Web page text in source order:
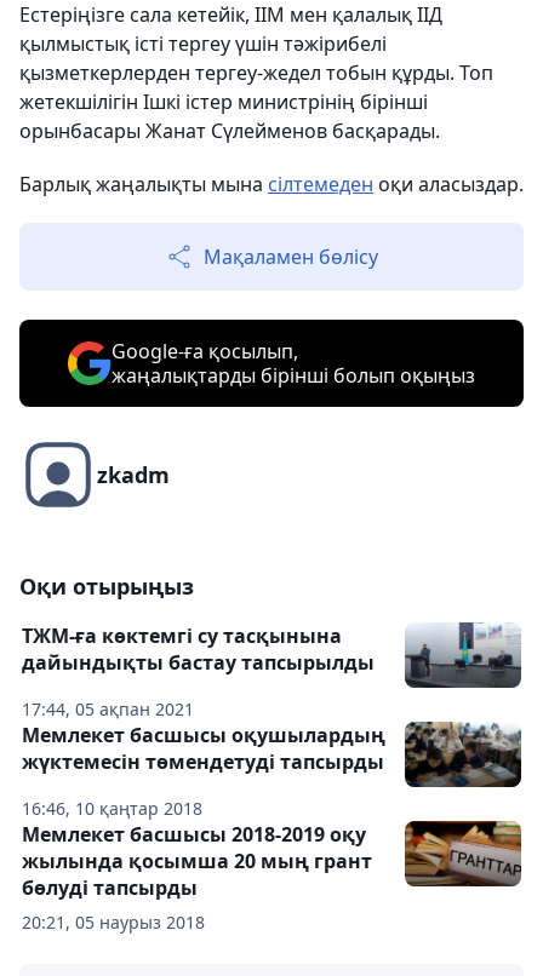
Естеріңізге сала кетейік, ІІМ мен қалалық ІІД
қылмыстық істі тергеу үшін тәжірибелі
қызметкерлерден тергеу-жедел тобын құрды. Топ
жетекшілігін Ішкі істер министрінің бірінші
орынбасары Жанат Сүлейменов басқарады.
Барлық жаңалықты мына сілтемеден оқи аласыздар.
Мақаламен бөлісу
Google-ға қосылып,
жаңалықтарды бірінші болып оқыңыз
zkadm
Оқи отырыңыз
17:44, 05 ақпан 2021
ТЖМ-ға көктемгі су тасқынына
дайындықты бастау тапсырылды
16:46, 10 қаңтар 2018
Мемлекет басшысы оқушылардың
жүктемесін төмендетуді тапсырды
20:21, 05 наурыз 2018
Мемлекет басшысы 2018-2019 оқу
жылында қосымша 20 мың грант
бөлуді тапсырды